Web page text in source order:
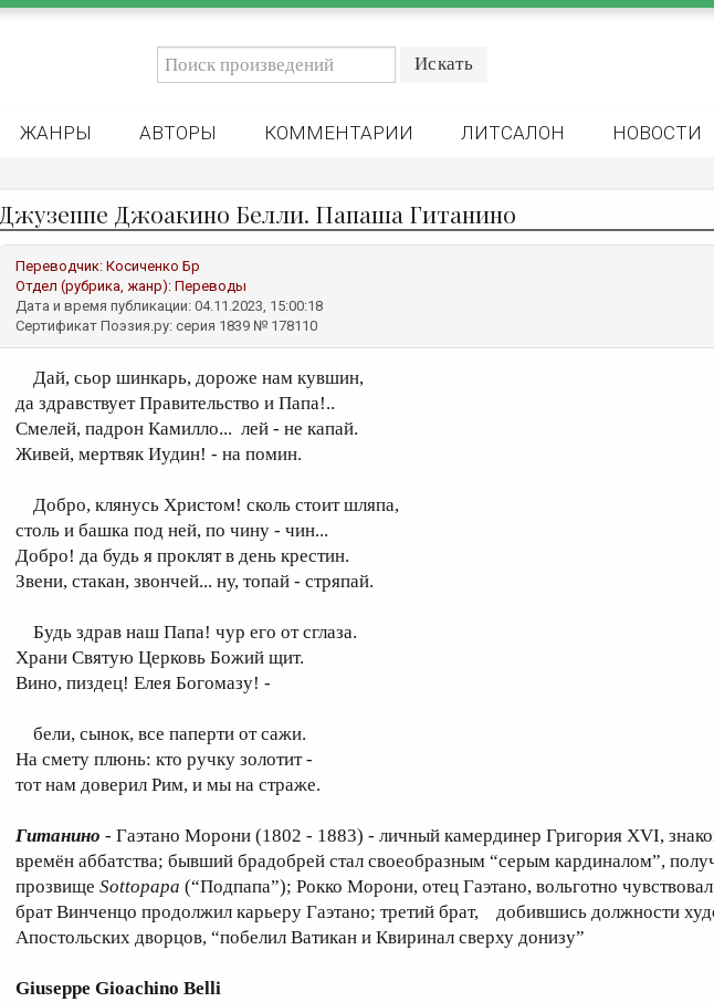
ЖАНРЫ АВТОРЫ КОММЕНТАРИИ ЛИТСАЛОН НОВОСТИ
Джузеппе Джоакино Белли. Папаша Гитанино
Переводчик: Косиченко Бр
Отдел (рубрика, жанр): Переводы
Дата и время публикации: 04.11.2023, 15:00:18
Сертификат Поэзия.ру: серия 1839 № 178110
Дай, сьор шинкарь, дороже нам кувшин,
да здравствует Правительство и Папа!..
Смелей, падрон Камилло... лей - не капай.
Живей, мертвяк Иудин! - на помин.
Добро, клянусь Христом! сколь стоит шляпа,
столь и башка под ней, по чину - чин...
Добро! да будь я проклят в день крестин.
Звени, стакан, звончей... ну, топай - стряпай.
Будь здрав наш Папа! чур его от сглаза.
Храни Святую Церковь Божий щит.
Вино, пиздец! Елея Богомазу! -
бели, сынок, все паперти от сажи.
На смету плюнь: кто ручку золотит -
тот нам доверил Рим, и мы на страже.
Гитанино - Гаэтано Морони (1802 - 1883) - личный камердинер Григория XVI,
времён аббатства; бывший брадобрей стал своеобразным “серым кардиналом”,
прозвище Sottopapa (“Подпапа”); Рокко Морони, отец Гаэтано, вольготно
брат Винченцо продолжил карьеру Гаэтано; третий брат, добившись должности
Апостольских дворцов, “побелил Ватикан и Квиринал сверху донизу”
Giuseppe Gioachino Belli